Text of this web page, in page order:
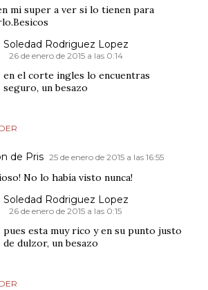
mi super a ver si lo tienen para
Soledad Rodriguez Lopez
26 de enero de 2015 a las 0:14
en el corte ingles lo encuentras
seguro, un besazo
de Pris 25 de enero de 2015 a las 16:55
No lo había visto nunca!
Soledad Rodriguez Lopez
26 de enero de 2015 a las 0:15
pues esta muy rico y en su punto justo
de dulzor, un besazo